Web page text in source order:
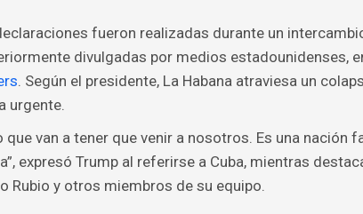
fueron realizadas durante un
divulgadas por medios estadounidenses,
. Según el presidente, La Habana atraviesa un
urgente.
que van a tener que venir a nosotros. Es una nación
expresó Trump al referirse a Cuba, mientras
Rubio y otros miembros de su equipo.